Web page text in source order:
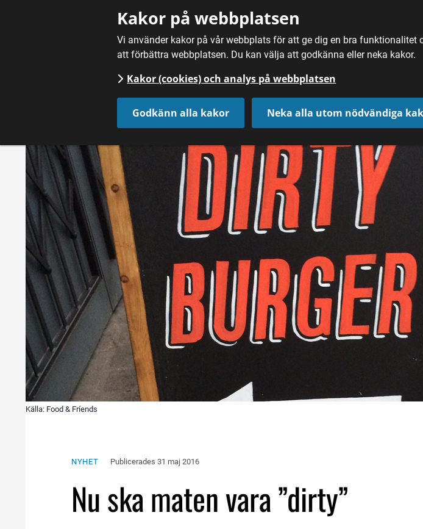
Kakor på webbplatsen
Vi använder kakor på vår webbplats för att ge dig en bra
att förbättra webbplatsen. Du kan välja att godkänna eller neka kakor.
Kakor (cookies) och analys på webbplatsen
Godkänn alla kakor Neka alla utom nödvändiga
Källa: Food & Fríends
NYHET Publicerades 31 maj 2016
Nu ska maten vara ”dirty”